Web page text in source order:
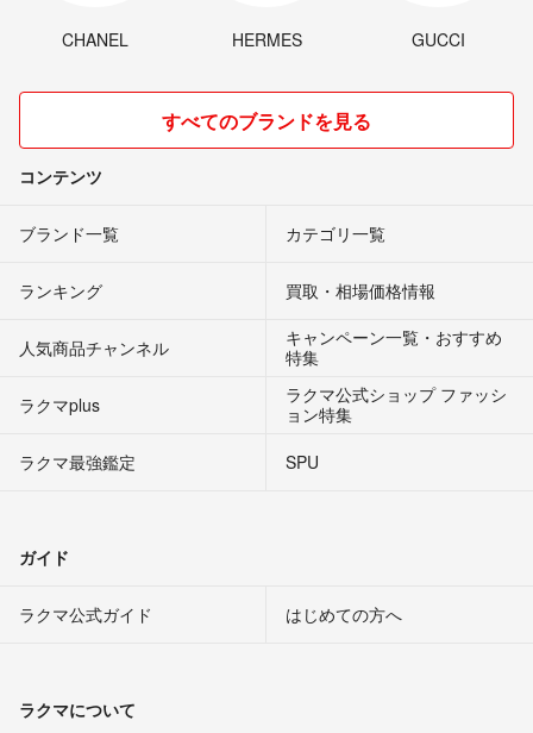
CHANEL HERMES GUCCI
すべてのブランドを見る
コンテンツ
ブランド一覧 カテゴリ一覧
ランキング 買取・相場価格情報
人気商品チャンネル
キャンペーン一覧・おすすめ
特集
ラクマplus
ラクマ公式ショップ ファッシ
ョン特集
ラクマ最強鑑定
SPU
ガイド
ラクマ公式ガイド はじめての方へ
ラクマについて